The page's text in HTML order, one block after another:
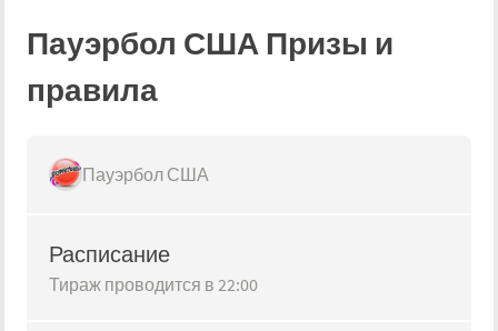
Пауэрбол СШАПризы и
правила
Пауэрбол США
Расписание
Тираж проводится в 22:00